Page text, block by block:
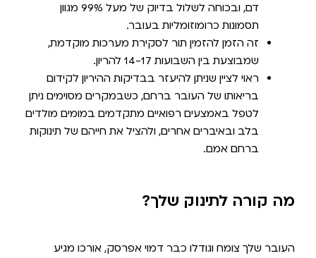
דם, ובכוחה לשלול בדיוק של מעל 99% מגוון
תסמונות כרומוזומליות בעובר.
זה הזמן להזמין תור לסקירת מערכות מוקדמת,
שמבוצעת בין השבועות 14-17 להריון.
ראוי לציין שניתן להיעזר בבדיקות ההיריון לקידום
בריאותו של העובר ברחם, כשבמקרים מסוימים ניתן
לטפל באמצעים רפואיים מתקדמים במומים מולדים
בלב ובאיברים אחרים, ולהציל את חייהם של תינוקות
ברחם אמם.
מה קורה לתינוק שלך?
העובר שלך צומח וגודלו כבר דמוי אפרסק, אורכו מגיע